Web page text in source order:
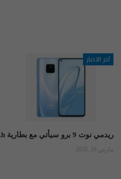
آخر الاخبار
ريدمي نوت 9 برو سيأتي مع بطارية 5020mAh وأربع كاميرات
مارس 10, 2020